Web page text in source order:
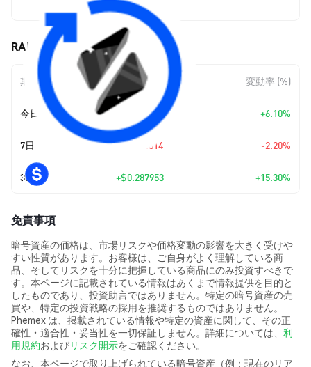
$2.17
RAI yVault (YVRAI) の価格変動
期間 金額変動 変動率 (%)
今日 $0.12476 +6.10%
7日 -$0.048814 -2.20%
30日 +$0.287953 +15.30%
免責事項
暗号資産の価格は、市場リスクや価格変動の影響を大きく受けや
すい性質があります。お客様は、ご自身がよく理解している商
品、そしてリスクを十分に把握している商品にのみ投資すべきで
す。本ページに記載されている情報はあくまで情報提供を目的と
したものであり、投資助言ではありません。特定の暗号資産の売
買や、特定の投資戦略の採用を推奨するものではありません。
Phemex は、掲載されている情報や特定の資産に関して、その正
確性・適合性・妥当性を一切保証しません。詳細については、 利
用規約およびリスク開示をご確認ください。
なお、本ページで取り上げられている暗号資産（例：現在のリア